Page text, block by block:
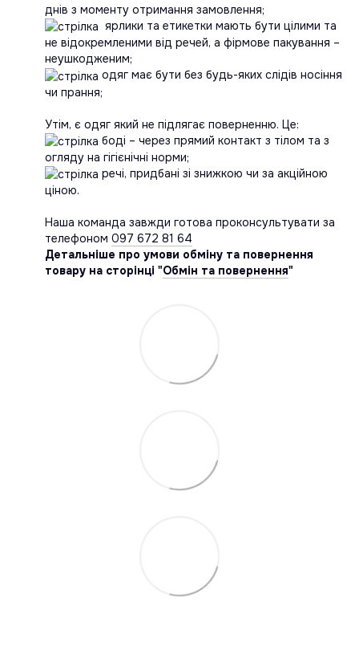
днів з моменту отримання замовлення;
ярлики та етикетки мають бути цілими та
не відокремленими від речей, а фірмове пакування –
неушкодженим;
одяг має бути без будь-яких слідів носіння
чи прання;
Утім, є одяг який не підлягає поверненню. Це:
боді – через прямий контакт з тілом та з
огляду на гігієнічні норми;
речі, придбані зі знижкою чи за акційною
ціною.
Наша команда завжди готова проконсультувати за
телефоном 097 672 81 64
Детальніше про умови обміну та повернення
товару на сторінці "Обмін та повернення"